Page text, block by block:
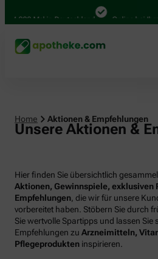
Mal in Deutschland Online bei Ihrer
Home Aktionen & Empfehlungen
Unsere Aktionen &
Hier finden Sie übersichtlich
Aktionen, Gewinnspiele, exklusiven
Empfehlungen , die wir für unsere
vorbereitet haben. Stöbern Sie durch
Sie wertvolle Spartipps und lassen Sie
Empfehlungen zu Arzneimitteln,
Pflegeprodukten inspirieren.